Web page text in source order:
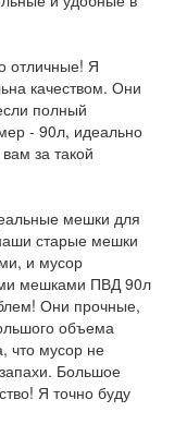
отличные! Я
качеством. Они
полный
- 90л, идеально
за такой
мешки для
старые мешки
и мусор
мешками ПВД 90л
Они прочные,
объема
что мусор не
Большое
Я точно буду